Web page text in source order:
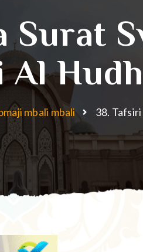
Surat
Al
mbali mbali 38.